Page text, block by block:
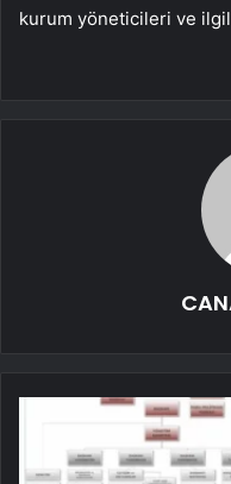
kurum yöneticileri ve